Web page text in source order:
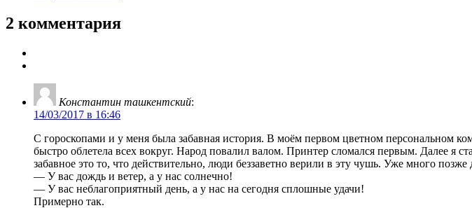
2 комментария
Константин ташкентский:
14/03/2017 в 16:46
С гороскопами и у меня была забавная история. В моём первом цветном персональном
быстро облетела всех вокруг. Народ повалил валом. Принтер сломался первым. Далее я
забавное это то, что действительно, люди беззаветно верили в эту чушь. Уже много
— У вас дождь и ветер, а у нас солнечно!
— У вас неблагоприятный день, а у нас на сегодня сплошные удачи!
Примерно так.